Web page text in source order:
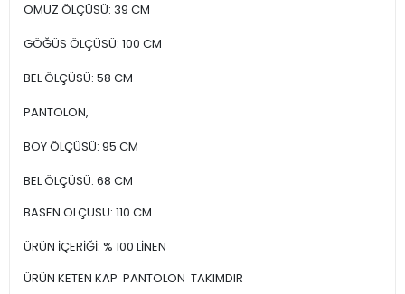
OMUZ ÖLÇÜSÜ: 39 CM
GÖĞÜS ÖLÇÜSÜ: 100 CM
BEL ÖLÇÜSÜ: 58 CM
PANTOLON,
BOY ÖLÇÜSÜ: 95 CM
BEL ÖLÇÜSÜ: 68 CM
BASEN ÖLÇÜSÜ: 110 CM
ÜRÜN İÇERİĞİ: % 100 LİNEN
ÜRÜN KETEN KAP PANTOLON TAKIMDIR